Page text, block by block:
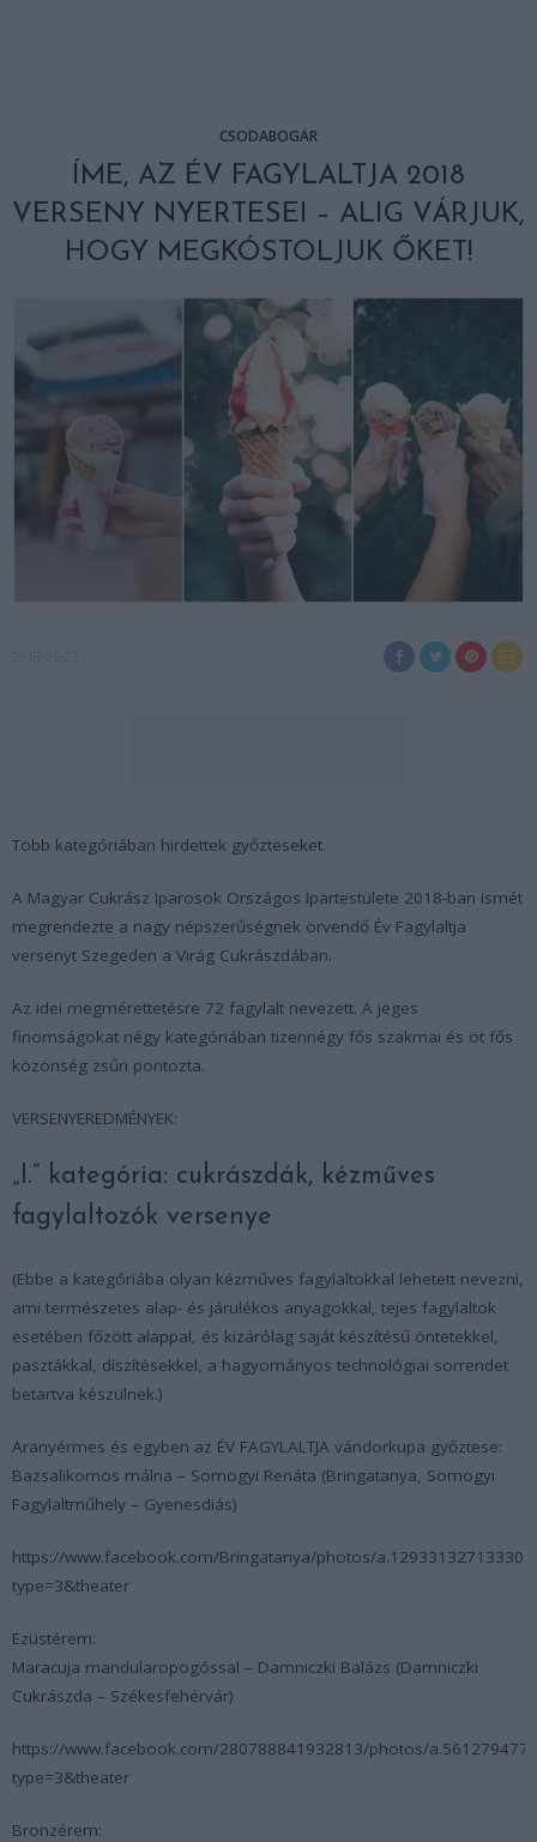
CSODABOGÁR
ÍME, AZ ÉV FAGYLALTJA 2018
VERSENY NYERTESEI – ALIG VÁRJUK,
HOGY MEGKÓSTOLJUK ŐKET!
Több kategóriában hirdettek győzteseket.
A Magyar Cukrász Iparosok Országos Ipartestülete 2018-ban ismét
megrendezte a nagy népszerűségnek örvendő Év Fagylaltja
versenyt Szegeden a Virág Cukrászdában.
Az idei megmérettetésre 72 fagylalt nevezett. A jeges
finomságokat négy kategóriában tizennégy fős szakmai és öt fős
közönség zsűri pontozta.
VERSENYEREDMÉNYEK:
„I.” kategória: cukrászdák, kézműves
fagylaltozók versenye
(Ebbe a kategóriába olyan kézműves fagylaltokkal lehetett nevezni,
ami természetes alap- és járulékos anyagokkal, tejes fagylaltok
esetében főzött alappal, és kizárólag saját készítésű öntetekkel,
pasztákkal, díszítésekkel, a hagyományos technológiai sorrendet
betartva készülnek.)
Aranyérmes és egyben az ÉV FAGYLALTJA vándorkupa győztese:
Bazsalikomos málna – Somogyi Renáta (Bringatanya, Somogyi
Fagylaltműhely – Gyenesdiás)
https://www.facebook.com/Bringatanya/photos/
type=3&theater
Ezüstérem:
Maracuja mandularopogóssal – Damniczki Balázs (Damniczki
Cukrászda – Székesfehérvár)
https://www.facebook.com/280788841932813/photos/
type=3&theater
Bronzérem: